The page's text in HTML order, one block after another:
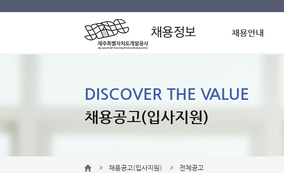
채용안내
DISCOVER THE VALUE
채용공고(입사지원)
채용공고(입사지원) 전체공고